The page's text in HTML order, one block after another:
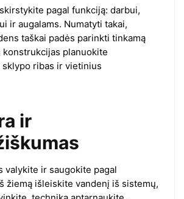
pagal funkciją: darbui,
ir augalams. Numatyti takai,
taškai padės parinkti tinkamą
konstrukcijas planuokite
ribas ir vietinius
ir
valykite ir saugokite pagal
žiemą išleiskite vandenį iš sistemų,